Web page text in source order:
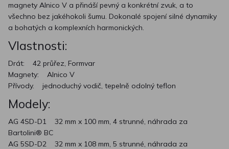
magnety Alnico V a přináší pevný a konkrétní zvuk, a to
všechno bez jakéhokoli šumu. Dokonalé spojení silné dynamiky
a bohatých a komplexních harmonických.
Vlastnosti:
Drát: 42 průřez, Formvar
Magnety: Alnico V
Přívody. jednoduchý vodič, tepelně odolný teflon
Modely:
AG 4SD-D1 32 mm x 100 mm, 4 strunné, náhrada za
Bartolini® BC
AG 5SD-D2 32 mm x 108 mm, 5 strunné, náhrada za